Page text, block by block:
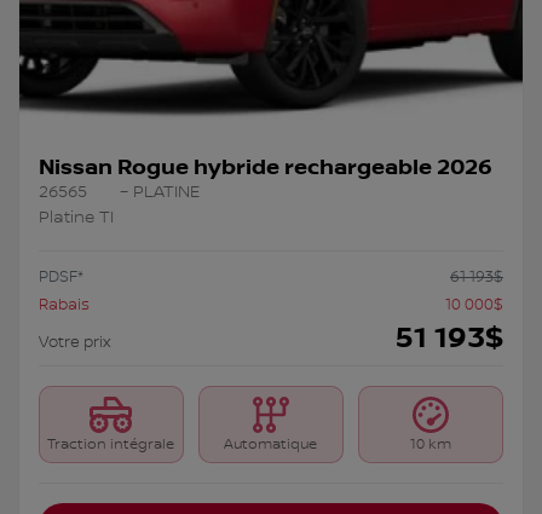
Nissan Rogue hybride rechargeable 2026
26565
– PLATINE
Platine TI
PDSF* 61 193$
Rabais
10 000$
Votre prix
51 193$
Traction intégrale Automatique 10 km